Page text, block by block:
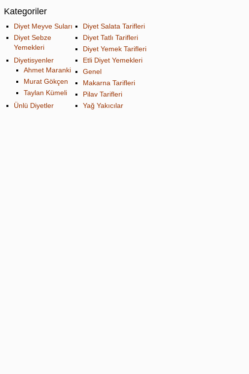
Kategoriler
Diyet Meyve Suları
Diyet Salata Tarifleri
Diyet Sebze
Yemekleri
Diyet Tatlı Tarifleri
Diyet Yemek Tarifleri
Diyetisyenler
Ahmet Maranki
Murat Gökçen
Taylan Kümeli
Etli Diyet Yemekleri
Genel
Makarna Tarifleri
Pilav Tarifleri
Ünlü Diyetler
Yağ Yakıcılar